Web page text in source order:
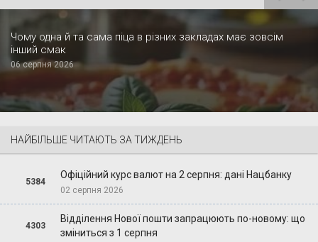
Чому одна й та сама піца в різних закладах має зовсім
інший смак
06 серпня 2026
НАЙБІЛЬШЕ ЧИТАЮТЬ ЗА ТИЖДЕНЬ
5384
Офіційний курс валют на 2 серпня: дані Нацбанку
02 серпня 2026
4303
Відділення Нової пошти запрацюють по-новому: що
зміниться з 1 серпня